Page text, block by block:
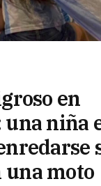
en
niña
una moto